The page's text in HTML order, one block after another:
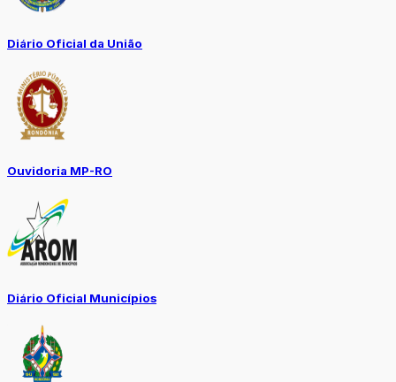
Diário Oficial da União
Ouvidoria MP-RO
Diário Oficial Municípios